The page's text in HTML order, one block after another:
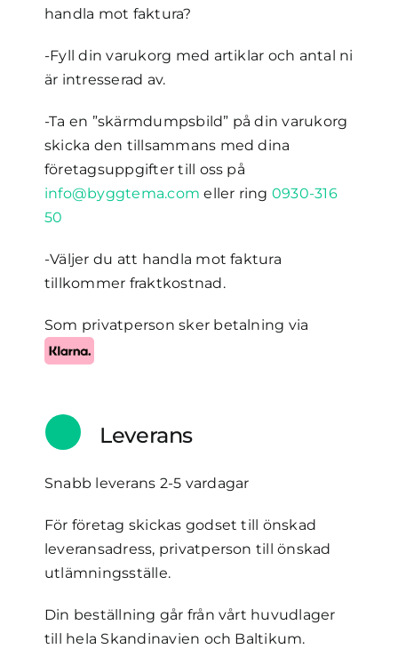
handla mot faktura?
-Fyll din varukorg med artiklar och antal ni
är intresserad av.
-Ta en ”skärmdumpsbild” på din varukorg
skicka den tillsammans med dina
företagsuppgifter till oss på
info@byggtema.com eller ring 0930-316
50
-Väljer du att handla mot faktura
tillkommer fraktkostnad.
Som privatperson sker betalning via
Leverans
Snabb leverans 2-5 vardagar
För företag skickas godset till önskad
leveransadress, privatperson till önskad
utlämningsställe.
Din beställning går från vårt huvudlager
till hela Skandinavien och Baltikum.